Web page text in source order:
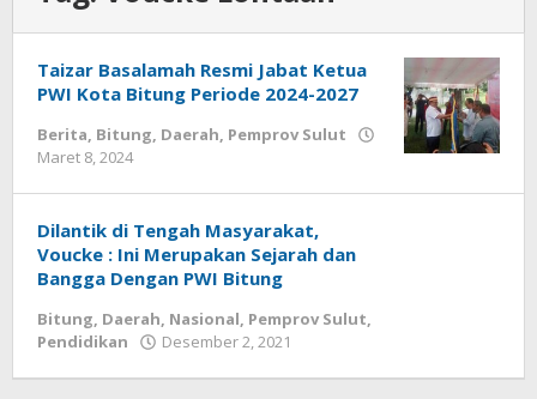
Taizar Basalamah Resmi Jabat Ketua
PWI Kota Bitung Periode 2024-2027
Berita, Bitung, Daerah, Pemprov Sulut
Maret 8, 2024
Dilantik di Tengah Masyarakat,
Voucke : Ini Merupakan Sejarah dan
Bangga Dengan PWI Bitung
Bitung, Daerah, Nasional, Pemprov Sulut,
Pendidikan
Desember 2, 2021